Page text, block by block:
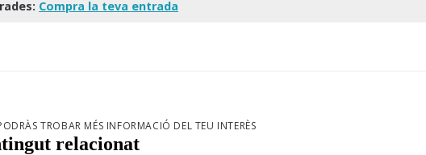
Compra la teva entrada
TROBAR MÉS INFORMACIÓ DEL TEU INTERÈS
relacionat